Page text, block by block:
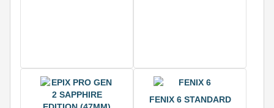
FENIX 6 STANDARD